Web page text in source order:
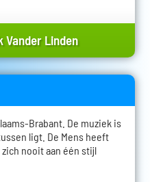
Vander Linden
Brabant. De muziek is
ligt. De Mens heeft
nooit aan één stijl